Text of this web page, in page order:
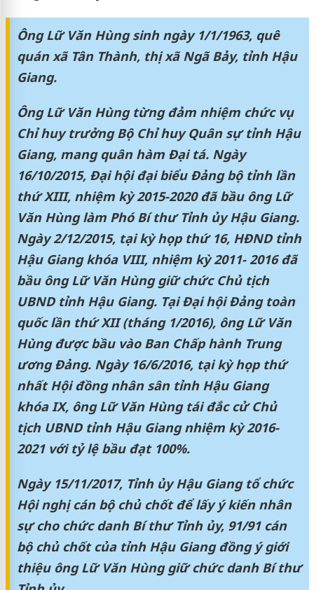
Ông Lữ Văn Hùng sinh ngày 1/1/1963, quê
quán xã Tân Thành, thị xã Ngã Bảy, tỉnh Hậu
Giang.
Ông Lữ Văn Hùng từng đảm nhiệm chức vụ
Chỉ huy trưởng Bộ Chỉ huy Quân sự tỉnh Hậu
Giang, mang quân hàm Đại tá. Ngày
16/10/2015, Đại hội đại biểu Đảng bộ tỉnh lần
thứ XIII, nhiệm kỳ 2015-2020 đã bầu ông Lữ
Văn Hùng làm Phó Bí thư Tỉnh ủy Hậu Giang.
Ngày 2/12/2015, tại kỳ họp thứ 16, HĐND tỉnh
Hậu Giang khóa VIII, nhiệm kỳ 2011- 2016 đã
bầu ông Lữ Văn Hùng giữ chức Chủ tịch
UBND tỉnh Hậu Giang. Tại Đại hội Đảng toàn
quốc lần thứ XII (tháng 1/2016), ông Lữ Văn
Hùng được bầu vào Ban Chấp hành Trung
ương Đảng. Ngày 16/6/2016, tại kỳ họp thứ
nhất Hội đồng nhân sân tỉnh Hậu Giang
khóa IX, ông Lữ Văn Hùng tái đắc cử Chủ
tịch UBND tỉnh Hậu Giang nhiệm kỳ 2016-
2021 với tỷ lệ bầu đạt 100%.
Ngày 15/11/2017, Tỉnh ủy Hậu Giang tổ chức
Hội nghị cán bộ chủ chốt để lấy ý kiến nhân
sự cho chức danh Bí thư Tỉnh ủy, 91/91 cán
bộ chủ chốt của tỉnh Hậu Giang đồng ý giới
thiệu ông Lữ Văn Hùng giữ chức danh Bí thư